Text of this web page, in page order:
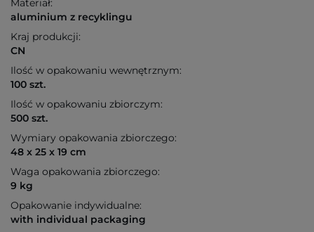
Materiał:
aluminium z recyklingu
Kraj produkcji:
CN
Ilość w opakowaniu wewnętrznym:
100 szt.
Ilość w opakowaniu zbiorczym:
500 szt.
Wymiary opakowania zbiorczego:
48 x 25 x 19 cm
Waga opakowania zbiorczego:
9 kg
Opakowanie indywidualne:
with individual packaging